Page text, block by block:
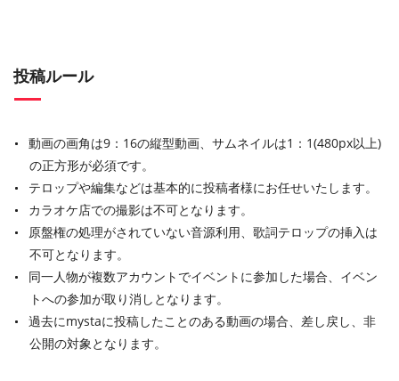
投稿ルール
動画の画角は9：16の縦型動画、サムネイルは1：1(480px以上)
の正方形が必須です。
テロップや編集などは基本的に投稿者様にお任せいたします。
カラオケ店での撮影は不可となります。
原盤権の処理がされていない音源利用、歌詞テロップの挿入は
不可となります。
同一人物が複数アカウントでイベントに参加した場合、イベン
トへの参加が取り消しとなります。
過去にmystaに投稿したことのある動画の場合、差し戻し、非
公開の対象となります。